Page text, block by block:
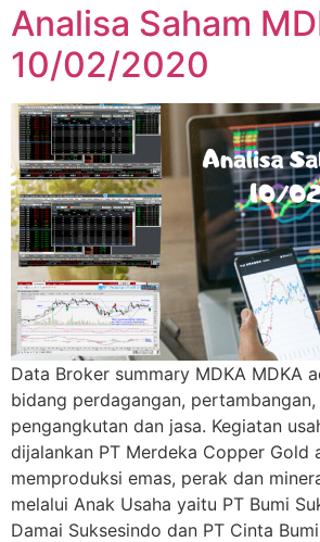
Analisa Saham
10/02/2020
Data Broker summary MDKA MDKA
bidang perdagangan, pertambangan,
pengangkutan dan jasa. Kegiatan
dijalankan PT Merdeka Copper Gold
memproduksi emas, perak dan
melalui Anak Usaha yaitu PT Bumi
Damai Suksesindo dan PT Cinta